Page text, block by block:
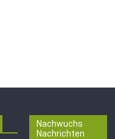
Nachwuchs
Nachrichten